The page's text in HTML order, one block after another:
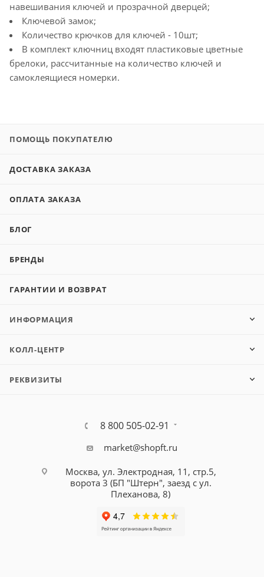
навешивания ключей и прозрачной дверцей;
Ключевой замок;
Количество крючков для ключей - 10шт;
В комплект ключниц входят пластиковые цветные
брелоки, рассчитанные на количество ключей и
самоклеящиеся номерки.
ПОМОЩЬ ПОКУПАТЕЛЮ
ДОСТАВКА ЗАКАЗА
ОПЛАТА ЗАКАЗА
БЛОГ
БРЕНДЫ
ГАРАНТИИ И ВОЗВРАТ
ИНФОРМАЦИЯ
КОЛЛ-ЦЕНТР
РЕКВИЗИТЫ
8 800 505-02-91
market@shopft.ru
Москва, ул. Электродная, 11, стр.5,
ворота 3 (БП "Штерн", заезд с ул.
Плеханова, 8)